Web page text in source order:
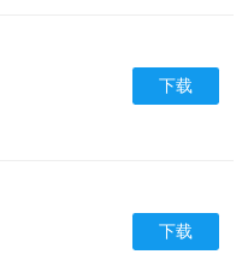
下载
下载